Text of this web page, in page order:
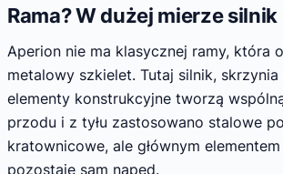
Rama? W dużej mierze silnik
Aperion nie ma klasycznej ramy, która
metalowy szkielet. Tutaj silnik,
elementy konstrukcyjne tworzą
przodu i z tyłu zastosowano stalowe
kratownicowe, ale głównym
pozostaje sam napęd.